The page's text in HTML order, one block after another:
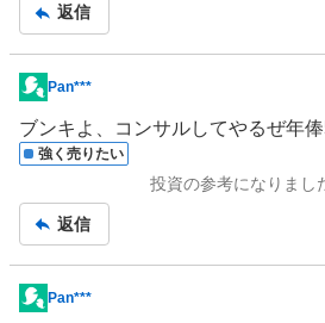
返信
掲
示
板
事
Pan***
ブンキよ、コンサルしてやるぜ年
強く売りたい
投資の参考になりまし
返信
掲
Pan***